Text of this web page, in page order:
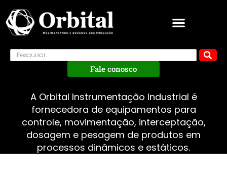
Fale conosco
A Orbital Instrumentação Industrial é
fornecedora de equipamentos para
controle, movimentação, interceptação,
dosagem e pesagem de produtos em
processos dinâmicos e estáticos.